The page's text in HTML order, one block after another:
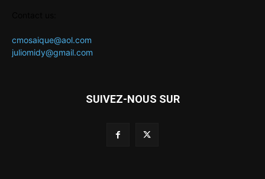
cmosaique@aol.com
juliomidy@gmail.com
SUIVEZ-NOUS SUR